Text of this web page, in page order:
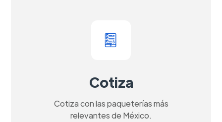
Cotiza
Cotiza con las paqueterías más
relevantes de México.